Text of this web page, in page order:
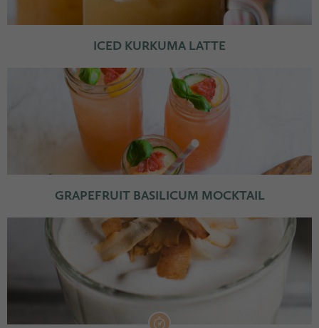
ICED KURKUMA LATTE
GRAPEFRUIT BASILICUM MOCKTAIL